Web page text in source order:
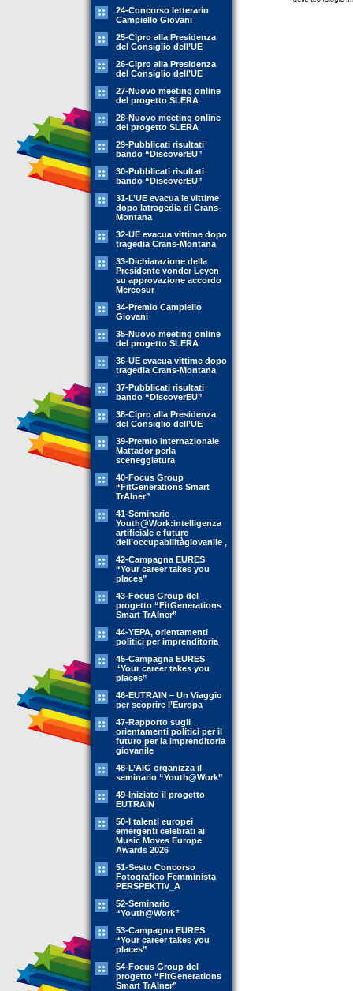
24-Concorso letterario
Campiello Giovani
25-Cipro alla Presidenza
del Consiglio dell’UE
26-Cipro alla Presidenza
del Consiglio dell’UE
27-Nuovo meeting online
del progetto SLERA
28-Nuovo meeting online
del progetto SLERA
29-Pubblicati risultati
bando “DiscoverEU”
30-Pubblicati risultati
bando “DiscoverEU”
31-L’UE evacua le vittime
dopo latragedia di Crans-
Montana
32-UE evacua vittime dopo
tragedia Crans-Montana
33-Dichiarazione della
Presidente vonder Leyen
su approvazione accordo
Mercosur
34-Premio Campiello
Giovani
35-Nuovo meeting online
del progetto SLERA
36-UE evacua vittime dopo
tragedia Crans-Montana
37-Pubblicati risultati
bando “DiscoverEU”
38-Cipro alla Presidenza
del Consiglio dell’UE
39-Premio internazionale
Mattador perla
sceneggiatura
40-Focus Group
“FitGenerations Smart
TrAIner”
41-Seminario
Youth@Work:intelligenza
artificiale e futuro
dell’occupabilitàgiovanile ,
42-Campagna EURES
“Your career takes you
places”
43-Focus Group del
progetto “FitGenerations
Smart TrAIner”
44-YEPA, orientamenti
politici per imprenditoria
45-Campagna EURES
“Your career takes you
places”
46-EUTRAIN – Un Viaggio
per scoprire l’Europa
47-Rapporto sugli
orientamenti politici per il
futuro per la imprenditoria
giovanile
48-L’AIG organizza il
seminario “Youth@Work”
49-Iniziato il progetto
EUTRAIN
50-I talenti europei
emergenti celebrati ai
Music Moves Europe
Awards 2026
51-Sesto Concorso
Fotografico Femminista
PERSPEKTIV_A
52-Seminario
“Youth@Work”
53-Campagna EURES
“Your career takes you
places”
54-Focus Group del
progetto “FitGenerations
Smart TrAIner”